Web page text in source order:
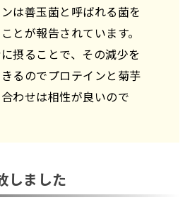
は善玉菌と呼ばれる菌を
とが報告されています。
摂ることで、その減少を
るのでプロテインと菊芋
わせは相性が良いので
しました